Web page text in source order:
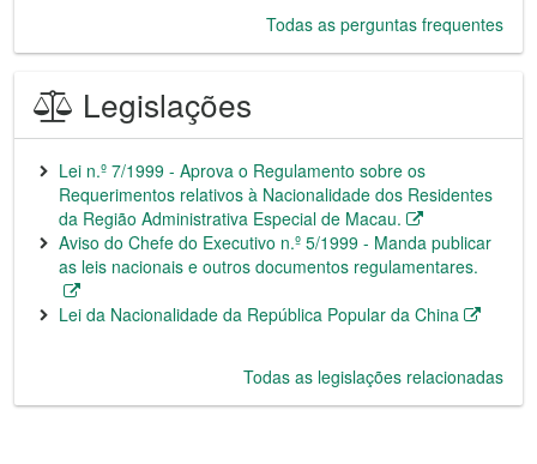
Todas as perguntas frequentes
Legislações
Lei n.º 7/1999 - Aprova o Regulamento sobre os
Requerimentos relativos à Nacionalidade dos Residentes
da Região Administrativa Especial de Macau.
Aviso do Chefe do Executivo n.º 5/1999 - Manda publicar
as leis nacionais e outros documentos regulamentares.
Lei da Nacionalidade da República Popular da China
Todas as legislações relacionadas